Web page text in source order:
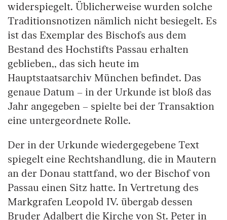
widerspiegelt. Üblicherweise wurden solche
Traditionsnotizen nämlich nicht besiegelt. Es
ist das Exemplar des Bischofs aus dem
Bestand des Hochstifts Passau erhalten
geblieben,, das sich heute im
Hauptstaatsarchiv München befindet. Das
genaue Datum – in der Urkunde ist bloß das
Jahr angegeben – spielte bei der Transaktion
eine untergeordnete Rolle.
Der in der Urkunde wiedergegebene Text
spiegelt eine Rechtshandlung, die in Mautern
an der Donau stattfand, wo der Bischof von
Passau einen Sitz hatte. In Vertretung des
Markgrafen Leopold IV. übergab dessen
Bruder Adalbert die Kirche von St. Peter in